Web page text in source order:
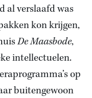
al verslaafd was
kon krijgen,
De Maasbode,
intellectuelen.
op
buitengewoon